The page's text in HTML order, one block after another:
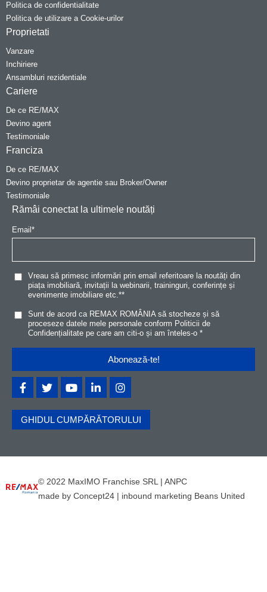
Politica de confidentialitate
Politica de utilizare a Cookie-urilor
Proprietati
Vanzare
Inchiriere
Ansambluri rezidentiale
Cariere
De ce RE/MAX
Devino agent
Testimoniale
Franciza
De ce RE/MAX
Devino proprietar de agentie sau Broker/Owner
Testimoniale
Rămâi conectat la ultimele noutăți
Email *
Vreau să primesc informări prin email referitoare la noutăți din
piața imobiliară, invitații la webinarii, traininguri, conferințe și
evenimente imobiliare etc.**
Sunt de acord ca REMAX ROMÂNIA să stocheze și să
proceseze datele mele personale conform Politicii de
Confidențialitate pe care am citi-o și am înteles-o *
GHIDUL CUMPĂRĂTORULUI
© 2022 MaxIMO Franchise SRL | ANPC
made by Concept24| inbound marketing Beans United